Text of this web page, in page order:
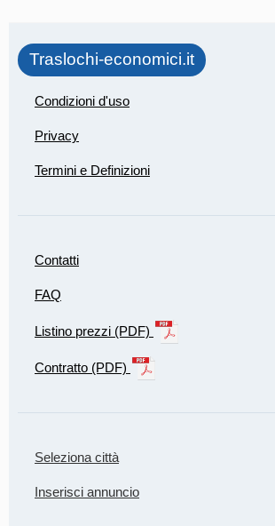
Traslochi-economici.it
Condizioni d'uso
Privacy
Termini e Definizioni
Contatti
FAQ
Listino prezzi (PDF)
Contratto (PDF)
Seleziona città
Inserisci annuncio